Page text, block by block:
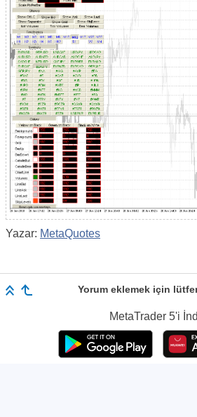
Yazar: MetaQuotes
Yorum eklemek için
MetaTrader 5'i